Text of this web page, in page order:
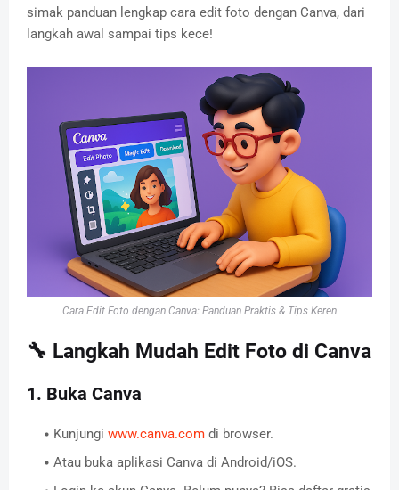
simak panduan lengkap cara edit foto dengan Canva, dari
langkah awal sampai tips kece!
Cara Edit Foto dengan Canva: Panduan Praktis & Tips Keren
🔧 Langkah Mudah Edit Foto di Canva
1. Buka Canva
Kunjungi www.canva.com di browser.
Atau buka aplikasi Canva di Android/iOS.